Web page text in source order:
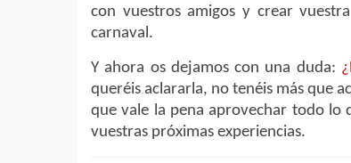
con vuestros amigos y crear
carnaval.
Y ahora os dejamos con una duda:
queréis aclararla, no tenéis más que
que vale la pena aprovechar todo lo
vuestras próximas experiencias.